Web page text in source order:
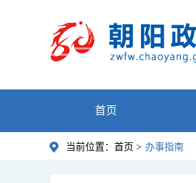
首页
当前位置： 首页 > 办事指南